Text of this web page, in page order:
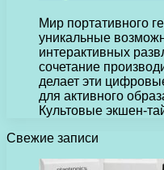
Мир портативного
уникальные
интерактивных
сочетание
делает эти
для активного
Культовые экшен-
Свежие записи